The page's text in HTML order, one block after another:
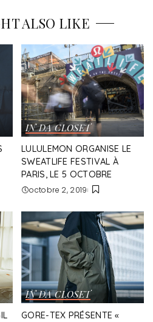
ALSO LIKE
IN DA CLOSET
LULULEMON ORGANISE LE
SWEATLIFE FESTIVAL À
PARIS, LE 5 OCTOBRE
octobre 2, 2019
IN DA CLOSET
GORE-TEX PRÉSENTE «